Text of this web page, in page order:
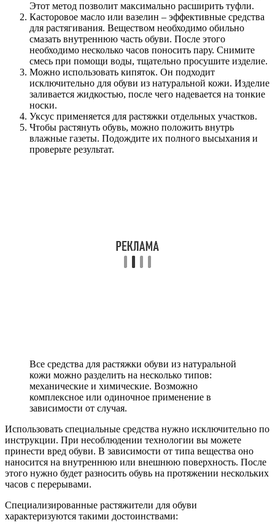
Этот метод позволит максимально расширить туфли.
Касторовое масло или вазелин – эффективные средства
для растягивания. Веществом необходимо обильно
смазать внутреннюю часть обуви. После этого
необходимо несколько часов поносить пару. Снимите
смесь при помощи воды, тщательно просушите изделие.
Можно использовать кипяток. Он подходит
исключительно для обуви из натуральной кожи. Изделие
заливается жидкостью, после чего надевается на тонкие
носки.
Уксус применяется для растяжки отдельных участков.
Чтобы растянуть обувь, можно положить внутрь
влажные газеты. Подождите их полного высыхания и
проверьте результат.
Все средства для растяжки обуви из натуральной
кожи можно разделить на несколько типов:
механические и химические. Возможно
комплексное или одиночное применение в
зависимости от случая.
Использовать специальные средства нужно исключительно по
инструкции. При несоблюдении технологии вы можете
принести вред обуви. В зависимости от типа вещества оно
наносится на внутреннюю или внешнюю поверхность. После
этого нужно будет разносить обувь на протяжении нескольких
часов с перерывами.
Специализированные растяжители для обуви
характеризуются такими достоинствами: